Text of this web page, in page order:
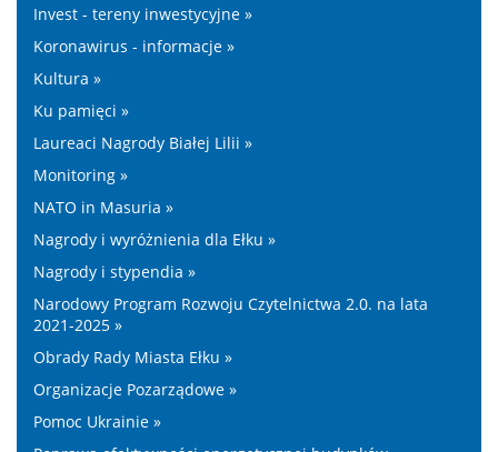
Invest - tereny inwestycyjne »
Koronawirus - informacje »
Kultura »
Ku pamięci »
Laureaci Nagrody Białej Lilii »
Monitoring »
NATO in Masuria »
Nagrody i wyróżnienia dla Ełku »
Nagrody i stypendia »
Narodowy Program Rozwoju Czytelnictwa 2.0. na lata
2021-2025 »
Obrady Rady Miasta Ełku »
Organizacje Pozarządowe »
Pomoc Ukrainie »